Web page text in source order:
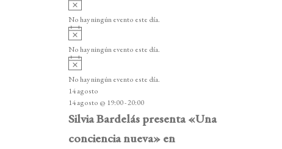
o
v
i
o
No hay ningún evento este día.
v
i
o
No hay ningún evento este día.
v
i
s
o
No hay ningún evento este día.
14 agosto
14 agosto @ 19:00-20:00
Silvia Bardelás presenta «Una
conciencia nueva» en